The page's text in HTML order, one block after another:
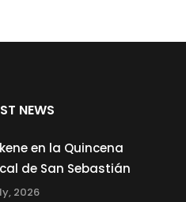
NEWS
en la Quincena
de San Sebastián
2026